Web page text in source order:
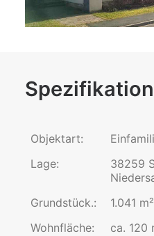
Objektart:
Lage:
38259
Grundstück.:
1.041 m²
Wohnfläche:
ca. 120